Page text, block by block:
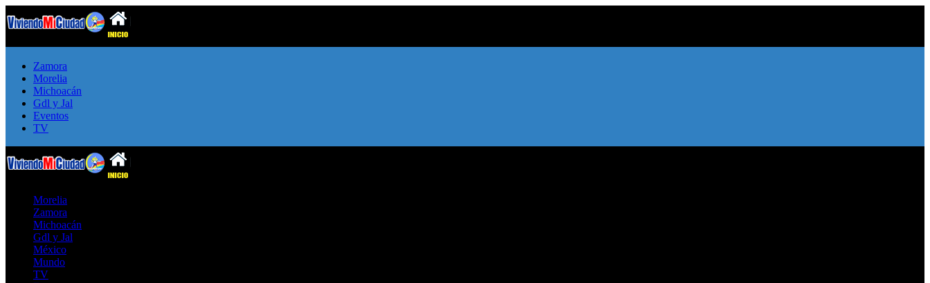
Zamora
Morelia
Michoacán
Gdl y Jal
Eventos
TV
Morelia
Zamora
Michoacán
Gdl y Jal
México
Mundo
TV